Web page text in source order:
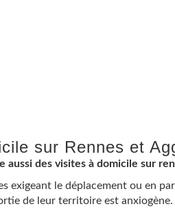
sur Rennes et
aussi des visites à domicile sur
exigeant le déplacement ou en
de leur territoire est anxiogène.